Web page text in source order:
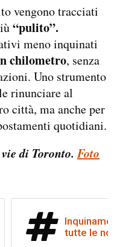
vengono tracciati
“pulito”.
meno inquinati
chilometro, senza
Uno strumento
rinunciare al
città, ma anche per
quotidiani.
di Toronto.Foto
tutte le